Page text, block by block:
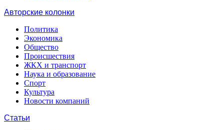
Авторские колонки
Политика
Экономика
Общество
Происшествия
ЖКХ и транспорт
Наука и образование
Спорт
Культура
Новости компаний
Статьи